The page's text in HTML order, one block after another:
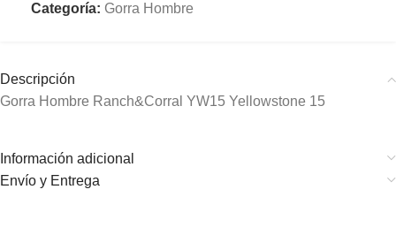
Categoría: Gorra Hombre
Descripción
Gorra Hombre Ranch&Corral YW15 Yellowstone 15
Información adicional
Envío y Entrega